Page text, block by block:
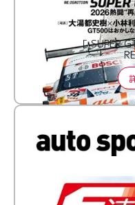
［ SUPER